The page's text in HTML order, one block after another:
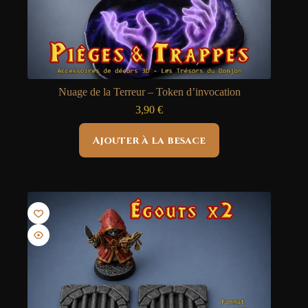
Nuage de la Terreur – Token d’invocation
3,90€
Ajouter à la besace